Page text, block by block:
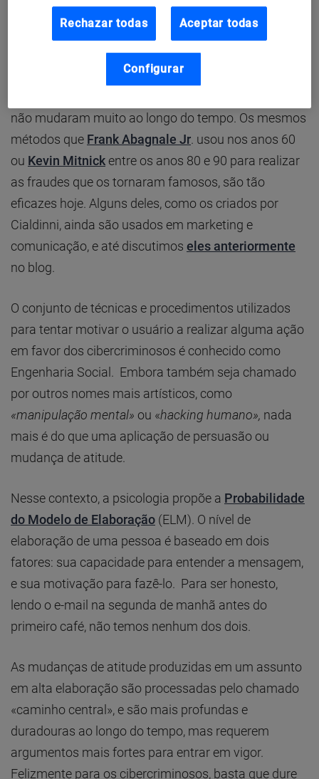
exemplos mais comuns desse tipo de caso são:
(por telefone)
(por SMS).
não mudaram muito ao longo do tempo. Os mesmos
métodos que Frank Abagnale Jr . usou nos anos 60
ou Kevin Mitnick entre os anos 80 e 90 para realizar
as fraudes que os tornaram famosos, são tão
eficazes hoje. Alguns deles, como os criados por
Cialdinni, ainda são usados em marketing e
comunicação, e até discutimos eles anteriormente
no blog.
O conjunto de técnicas e procedimentos utilizados
para tentar motivar o usuário a realizar alguma ação
em favor dos cibercriminosos é conhecido como
Engenharia Social. Embora também seja chamado
por outros nomes mais artísticos, como
«manipulação mental» ou «hacking humano», nada
mais é do que uma aplicação de persuasão ou
mudança de atitude.
Nesse contexto, a psicologia propõe a Probabilidade
do Modelo de Elaboração (ELM). O nível de
elaboração de uma pessoa é baseado em dois
fatores: sua capacidade para entender a mensagem,
e sua motivação para fazê-lo. Para ser honesto,
lendo o e-mail na segunda de manhã antes do
primeiro café, não temos nenhum dos dois.
As mudanças de atitude produzidas em um assunto
em alta elaboração são processadas pelo chamado
«caminho central», e são mais profundas e
duradouras ao longo do tempo, mas requerem
argumentos mais fortes para entrar em vigor.
Felizmente para os cibercriminosos, basta que dure
Rechazar todas Aceptar todas
Configurar